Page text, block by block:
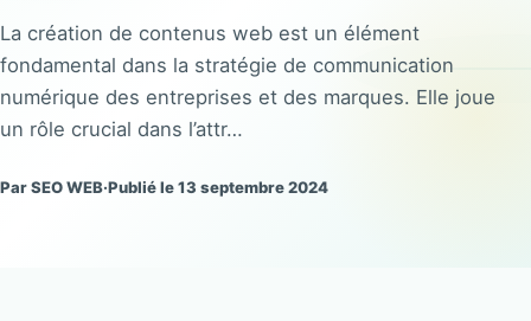
La création de contenus web est un élément
fondamental dans la stratégie de communication
numérique des entreprises et des marques. Elle joue
un rôle crucial dans l’attr…
Par SEO WEB·Publié le 13 septembre 2024